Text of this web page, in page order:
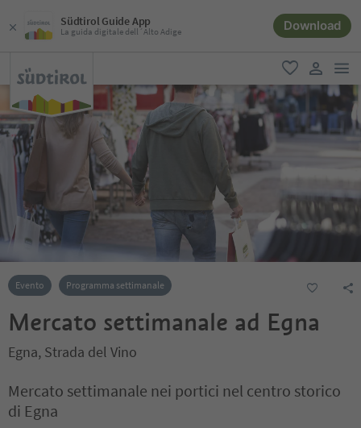
Südtirol Guide App
La guida digitale dell´Alto Adige Download
favoriti
user link
Evento Programma settimanale
Mercato settimanale ad Egna
Egna, Strada del Vino
Mercato settimanale nei portici nel centro storico
di Egna